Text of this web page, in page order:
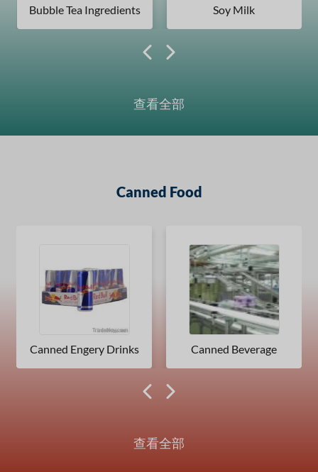
Bubble Tea Ingredients Soy Milk
查看全部
Canned Food
Canned Engery Drinks Canned Beverage
查看全部